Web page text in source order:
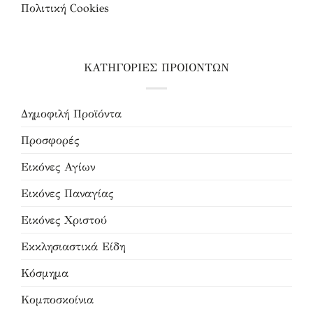
Πολιτική Cookies
ΚΑΤΗΓΟΡΙΕΣ ΠΡΟΙΟΝΤΩΝ
Δημοφιλή Προϊόντα
Προσφορές
Εικόνες Αγίων
Εικόνες Παναγίας
Εικόνες Χριστού
Εκκλησιαστικά Είδη
Κόσμημα
Κομποσκοίνια